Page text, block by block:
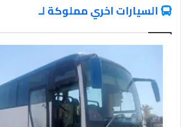
السيارات اخري مملوكة لـ